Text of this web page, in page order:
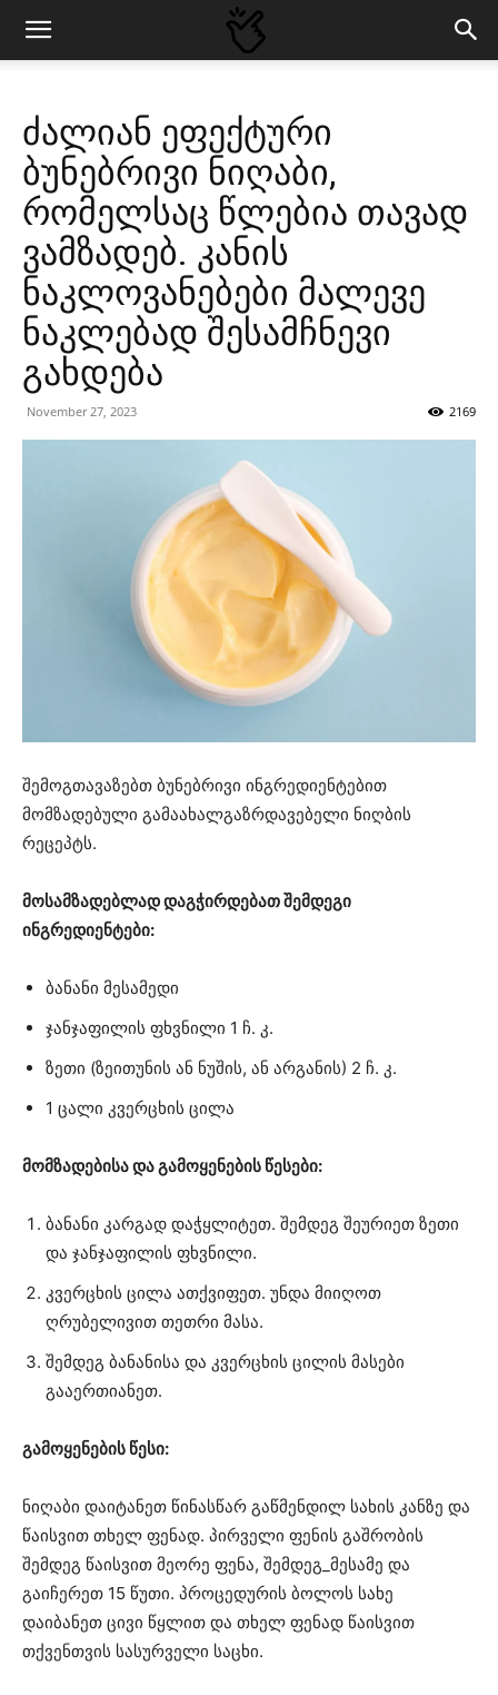
ძალიან ეფექტური
ბუნებრივი ნიღაბი,
რომელსაც წლებია თავად
ვამზადებ. კანის
ნაკლოვანებები მალევე
ნაკლებად შესამჩნევი
გახდება
November 27, 2023 2169
შემოგთავაზებთ ბუნებრივი ინგრედიენტებით
მომზადებული გამაახალგაზრდავებელი ნიღბის
რეცეპტს.
მოსამზადებლად დაგჭირდებათ შემდეგი
ინგრედიენტები:
ბანანი მესამედი
ჯანჯაფილის ფხვნილი 1 ჩ. კ.
ზეთი (ზეითუნის ან ნუშის, ან არგანის) 2 ჩ. კ.
1 ცალი კვერცხის ცილა
მომზადებისა და გამოყენების წესები:
ბანანი კარგად დაჭყლიტეთ. შემდეგ შეურიეთ ზეთი
და ჯანჯაფილის ფხვნილი.
კვერცხის ცილა ათქვიფეთ. უნდა მიიღოთ
ღრუბელივით თეთრი მასა.
შემდეგ ბანანისა და კვერცხის ცილის მასები
გააერთიანეთ.
გამოყენების წესი:
ნიღაბი დაიტანეთ წინასწარ გაწმენდილ სახის კანზე და
წაისვით თხელ ფენად. პირველი ფენის გაშრობის
შემდეგ წაისვით მეორე ფენა, შემდეგ_მესამე და
გაიჩერეთ 15 წუთი. პროცედურის ბოლოს სახე
დაიბანეთ ცივი წყლით და თხელ ფენად წაისვით
თქვენთვის სასურველი საცხი.